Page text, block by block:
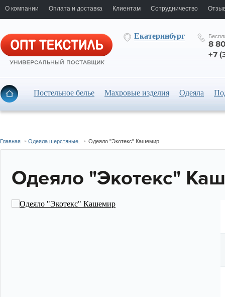
О компании Оплата и доставка Клиентам Сотрудничество
Екатеринбург
8
+7
Постельное белье Махровые изделия Одеяла
Главная Одеяла шерстяные Одеяло "Экотекс" Кашемир
Одеяло "Экотекс"